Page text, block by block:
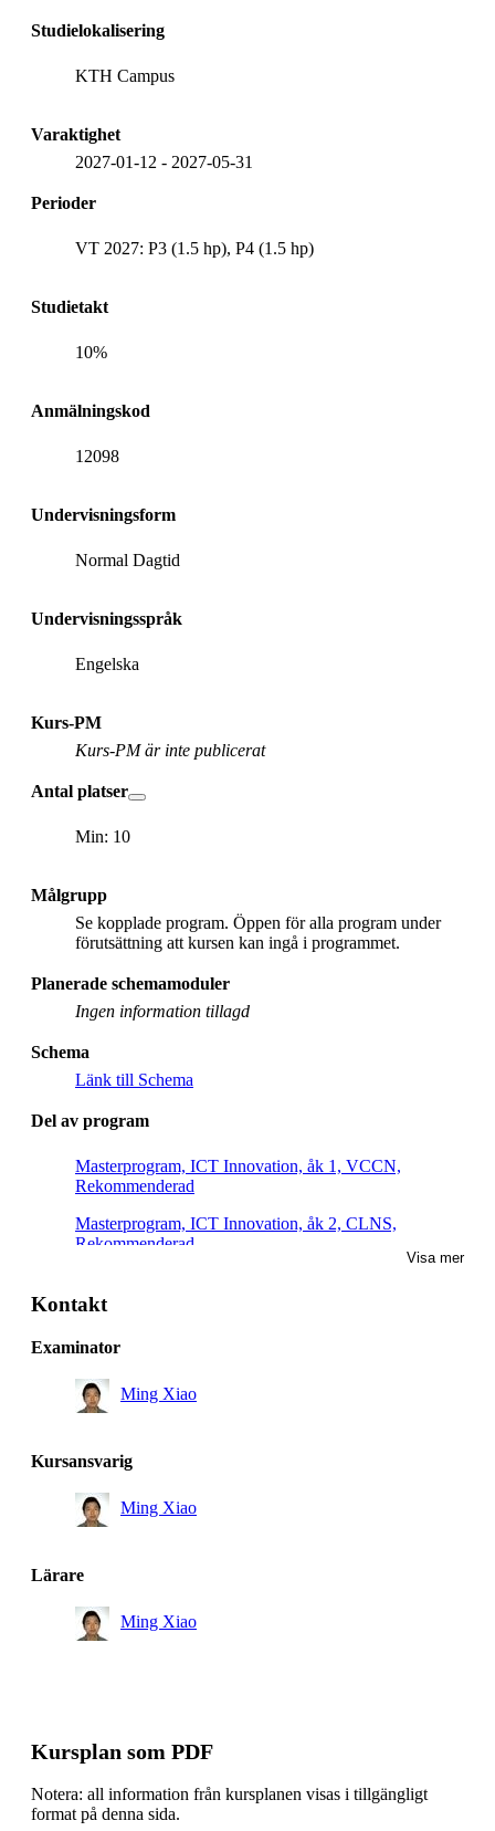
Studielokalisering
KTH Campus
Varaktighet
2027-01-12 - 2027-05-31
Perioder
VT 2027: P3 (1.5 hp), P4 (1.5 hp)
Studietakt
10%
Anmälningskod
12098
Undervisningsform
Normal Dagtid
Undervisningsspråk
Engelska
Kurs-PM
Kurs-PM är inte publicerat
Antal platser
Min: 10
Målgrupp
Se kopplade program. Öppen för alla program under
förutsättning att kursen kan ingå i programmet.
Planerade schemamoduler
Ingen information tillagd
Schema
Länk till Schema
Del av program
Masterprogram, ICT Innovation, åk 1, VCCN,
Rekommenderad
Masterprogram, ICT Innovation, åk 2, CLNS,
Rekommenderad
Rekommenderad
Masterprogram, information och nätverksteknologi, åk
1, Rekommenderad
Visa mer
Kontakt
Examinator
Ming Xiao
Kursansvarig
Ming Xiao
Lärare
Ming Xiao
Kursplan som PDF
Notera: all information från kursplanen visas i tillgängligt
format på denna sida.